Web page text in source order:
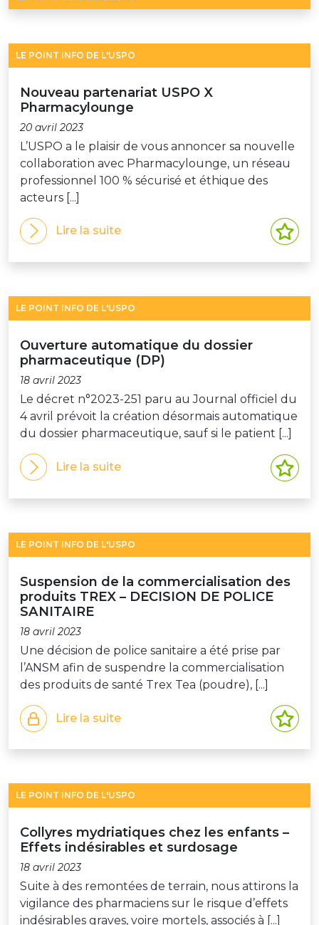
LE POINT INFO DE L'USPO
Nouveau partenariat USPO X
Pharmacylounge
20 avril 2023
L’USPO a le plaisir de vous annoncer sa nouvelle
collaboration avec Pharmacylounge, un réseau
professionnel 100 % sécurisé et éthique des
acteurs [...]
Lire la suite
LE POINT INFO DE L'USPO
Ouverture automatique du dossier
pharmaceutique (DP)
18 avril 2023
Le décret n°2023-251 paru au Journal officiel du
4 avril prévoit la création désormais automatique
du dossier pharmaceutique, sauf si le patient [...]
Lire la suite
LE POINT INFO DE L'USPO
Suspension de la commercialisation des
produits TREX – DECISION DE POLICE
SANITAIRE
18 avril 2023
Une décision de police sanitaire a été prise par
l’ANSM afin de suspendre la commercialisation
des produits de santé Trex Tea (poudre), [...]
Lire la suite
LE POINT INFO DE L'USPO
Collyres mydriatiques chez les enfants –
Effets indésirables et surdosage
18 avril 2023
Suite à des remontées de terrain, nous attirons la
vigilance des pharmaciens sur le risque d’effets
indésirables graves, voire mortels, associés à [...]